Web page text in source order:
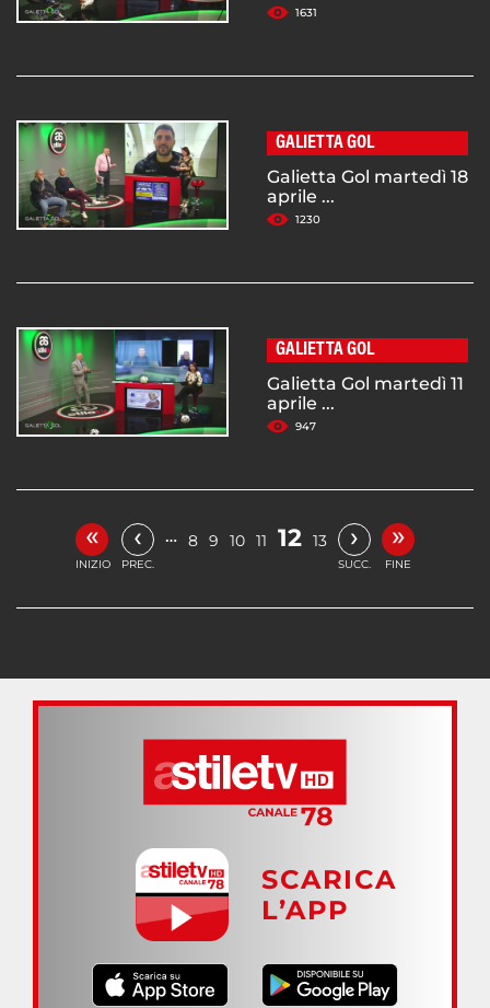
1631
GALIETTA GOL
Galietta Gol martedì 18
aprile ...
1230
GALIETTA GOL
Galietta Gol martedì 11
aprile ...
947
«
INIZIO
‹
PREC.
… 8 9 10 11 12 13 ›
SUCC.
»
FINE
SCARICA
L’APP